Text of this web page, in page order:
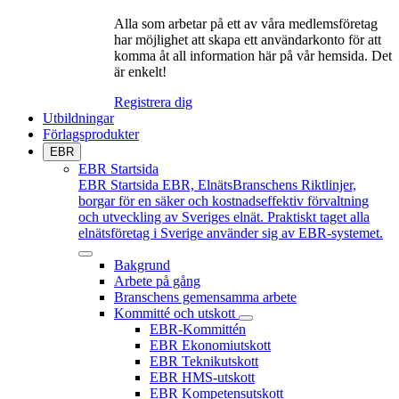
Alla som arbetar på ett av våra medlemsföretag
har möjlighet att skapa ett användarkonto för att
komma åt all information här på vår hemsida. Det
är enkelt!
Registrera dig
Utbildningar
Förlagsprodukter
EBR
EBR Startsida
EBR Startsida EBR, ElnätsBranschens Riktlinjer,
borgar för en säker och kostnadseffektiv förvaltning
och utveckling av Sveriges elnät. Praktiskt taget alla
elnätsföretag i Sverige använder sig av EBR-systemet.
Bakgrund
Arbete på gång
Branschens gemensamma arbete
Kommitté och utskott
EBR-Kommittén
EBR Ekonomiutskott
EBR Teknikutskott
EBR HMS-utskott
EBR Kompetensutskott